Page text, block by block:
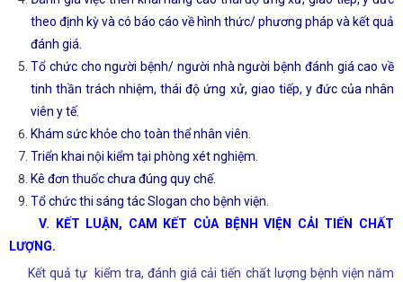
theo định kỳ và có báo cáo về hình thức/ phương pháp và kết quả
đánh giá.
Tổ chức cho người bệnh/ người nhà người bệnh đánh giá cao về
tinh thần trách nhiệm, thái độ ứng xử, giao tiếp, y đức của nhân
viên y tế.
Khám sức khỏe cho toàn thể nhân viên.
Triển khai nội kiểm tại phòng xét nghiệm.
Kê đơn thuốc chưa đúng quy chế.
Tổ chức thi sáng tác Slogan cho bệnh viện.
V. KẾT LUẬN, CAM KẾT CỦA BỆNH VIỆN CẢI TIẾN CHẤT
LƯỢNG.
Kết quả tự kiểm tra, đánh giá cải tiến chất lượng bệnh viện năm